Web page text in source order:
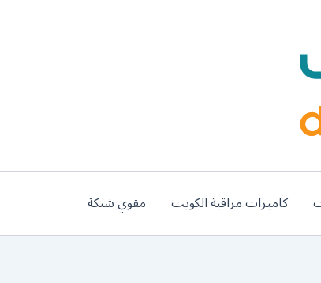
كاميرات مراقبة الكويت مقوي شبكة